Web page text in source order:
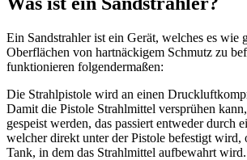
Ein Sandstrahler ist ein Gerät, welches es wie
Oberflächen von hartnäckigem Schmutz zu
funktionieren folgendermaßen:
Die Strahlpistole wird an einen
Damit die Pistole Strahlmittel versprühen
gespeist werden, das passiert entweder durch
welcher direkt unter der Pistole befestigt wird,
Tank, in dem das Strahlmittel aufbewahrt wird.